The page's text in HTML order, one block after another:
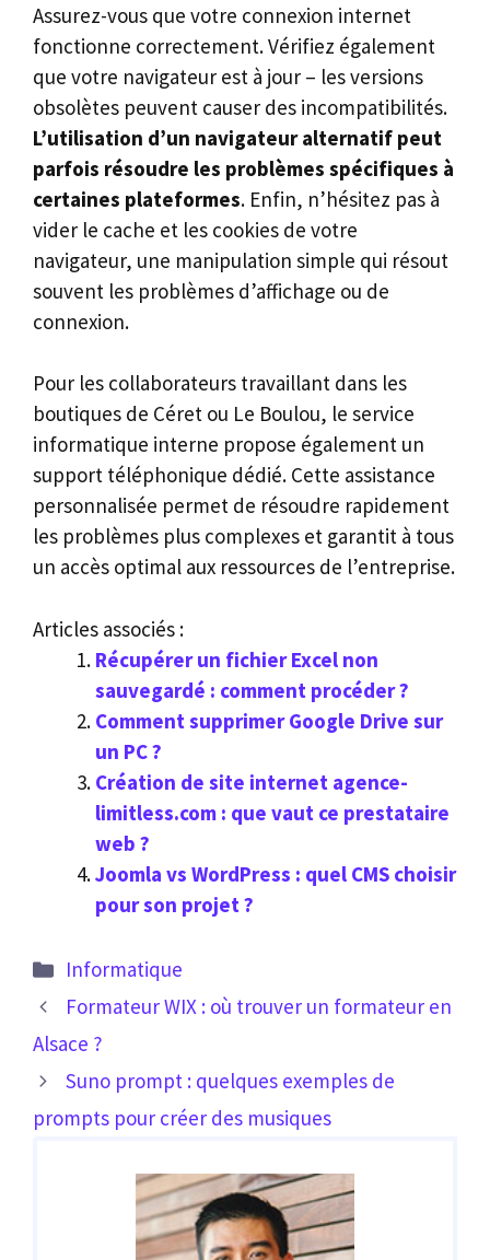
Assurez-vous que votre connexion internet
fonctionne correctement. Vérifiez également
que votre navigateur est à jour – les versions
obsolètes peuvent causer des incompatibilités.
L’utilisation d’un navigateur alternatif peut
parfois résoudre les problèmes spécifiques à
certaines plateformes. Enfin, n’hésitez pas à
vider le cache et les cookies de votre
navigateur, une manipulation simple qui résout
souvent les problèmes d’affichage ou de
connexion.
Pour les collaborateurs travaillant dans les
boutiques de Céret ou Le Boulou, le service
informatique interne propose également un
support téléphonique dédié. Cette assistance
personnalisée permet de résoudre rapidement
les problèmes plus complexes et garantit à tous
un accès optimal aux ressources de l’entreprise.
Articles associés :
Récupérer un fichier Excel non
sauvegardé : comment procéder ?
Comment supprimer Google Drive sur
un PC ?
Création de site internet agence-
limitless.com : que vaut ce prestataire
web ?
Joomla vs WordPress : quel CMS choisir
pour son projet ?
Catégories
Informatique
Formateur WIX : où trouver un formateur en
Alsace ?
Suno prompt : quelques exemples de
prompts pour créer des musiques